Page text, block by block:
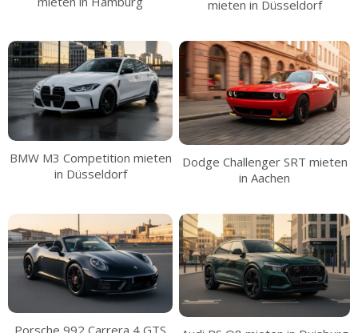
mieten in Düsseldorf
BMW M3 Competition mieten
in Düsseldorf
Dodge Challenger SRT mieten
in Aachen
Porsche 992 Carrera 4 GTS